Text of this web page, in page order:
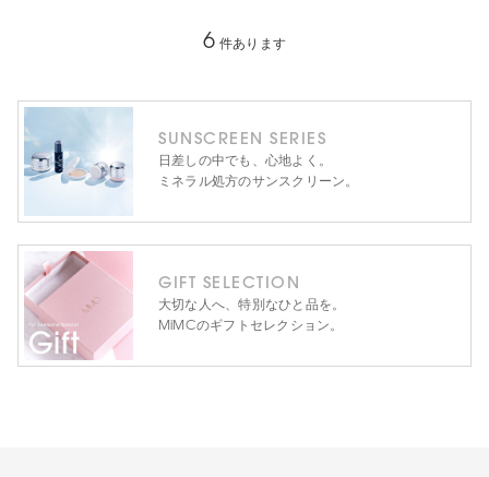
6 件あります
SUNSCREEN SERIES
日差しの中でも、心地よく。
ミネラル処方のサンスクリーン。
GIFT SELECTION
大切な人へ、特別なひと品を。
MiMCのギフトセレクション。